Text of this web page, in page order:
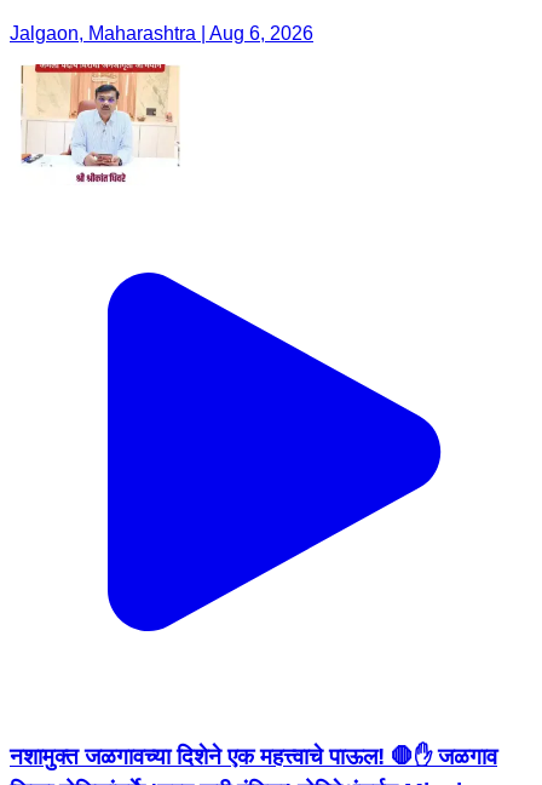
Jalgaon, Maharashtra | Aug 6, 2026
नशामुक्त जळगावच्या दिशेने एक महत्त्वाचे पाऊल! 🛑✋ जळगाव